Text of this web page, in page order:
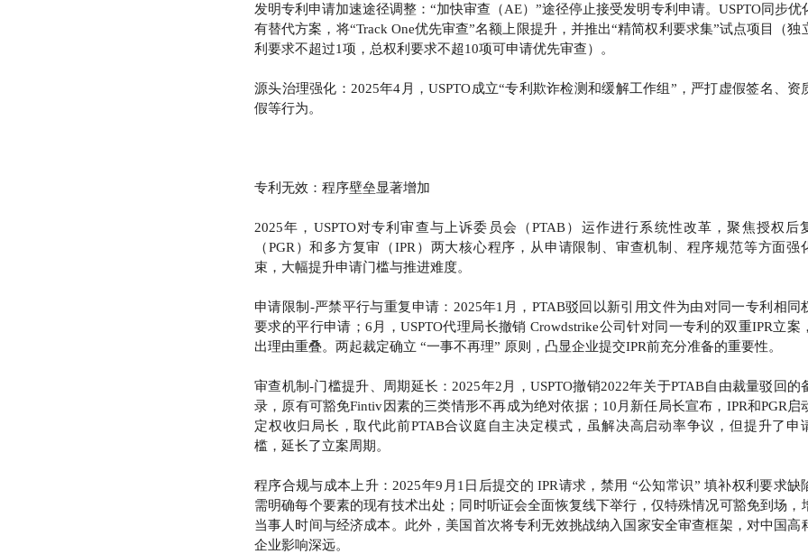
发明专利申请加速途径调整：“加快审查（AE）”途径停止接受发明专利申请。USPTO同步优
有替代方案，将“Track One优先审查”名额上限提升，并推出“精简权利要求集”试点项目（独
利要求不超过1项，总权利要求不超10项可申请优先审查）。
源头治理强化：2025年4月，USPTO成立“专利欺诈检测和缓解工作组”，严打虚假签名、资
假等行为。
专利无效：程序壁垒显著增加
2025年，USPTO对专利审查与上诉委员会（PTAB）运作进行系统性改革，聚焦授权后
（PGR）和多方复审（IPR）两大核心程序，从申请限制、审查机制、程序规范等方面强
束，大幅提升申请门槛与推进难度。
申请限制-严禁平行与重复申请：2025年1月，PTAB驳回以新引用文件为由对同一专利相同
要求的平行申请；6月，USPTO代理局长撤销 Crowdstrike公司针对同一专利的双重IPR立案
出理由重叠。两起裁定确立 “一事不再理” 原则，凸显企业提交IPR前充分准备的重要性。
审查机制-门槛提升、周期延长：2025年2月，USPTO撤销2022年关于PTAB自由裁量驳回的
录，原有可豁免Fintiv因素的三类情形不再成为绝对依据；10月新任局长宣布，IPR和PGR启
定权收归局长，取代此前PTAB合议庭自主决定模式，虽解决高启动率争议，但提升了申
槛，延长了立案周期。
程序合规与成本上升：2025年9月1日后提交的 IPR请求，禁用 “公知常识” 填补权利要求缺
需明确每个要素的现有技术出处；同时听证会全面恢复线下举行，仅特殊情况可豁免到场，
当事人时间与经济成本。此外，美国首次将专利无效挑战纳入国家安全审查框架，对中国高
企业影响深远。